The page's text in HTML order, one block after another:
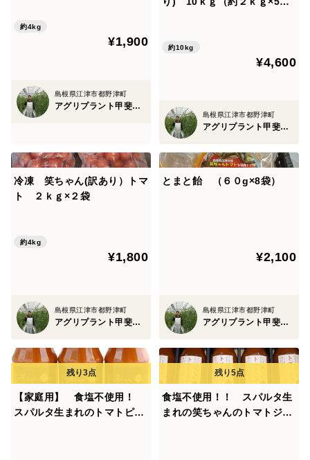
約4kg
¥1,900
島根県江津市都野津町
アグリプラント甲斐の木
約10kg
¥4,600
島根県江津市都野津町
アグリプラント甲斐の木
冷凍 笑ちゃん(訳あり）トマ
ト ２ｋｇ×２袋
約4kg
¥1,800
島根県江津市都野津町
アグリプラント甲斐の木
とまと飴 （６０g×8袋）
¥2,100
島根県江津市都野津町
アグリプラント甲斐の木
【家庭用】 食塩不使用！
スパルタ生まれのトマトピュ
食塩不使用！！ スパルタ生
まれの笑ちゃんのトマトジュ